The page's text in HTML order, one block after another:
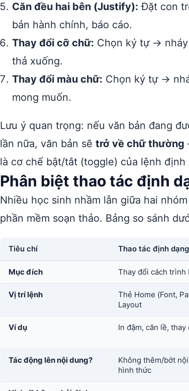
Căn đều hai bên (Justify): Đặt con
bản hành chính, báo cáo.
Thay đổi cỡ chữ: Chọn ký tự →
thả xuống.
Thay đổi màu chữ: Chọn ký tự →
mong muốn.
Lưu ý quan trọng: nếu văn bản đang
lần nữa, văn bản sẽ trở về chữ thường
là cơ chế bật/tắt (toggle) của lệnh định
Phân biệt thao tác định
Nhiều học sinh nhầm lẫn giữa hai
phần mềm soạn thảo. Bảng so sánh
Tiêu chí Thao tác định
Mục đích Thay đổi cách trình
Vị trí lệnh
Thẻ Home (Font,
Layout
Ví dụ In đậm, căn lề,
Tác động lên nội dung?
Không thêm/bớt
hình thức